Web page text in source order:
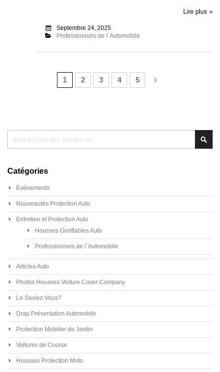
Lire plus »
Septembre 24, 2025
Professionnels de l´Automobile
PageVous lisez actuellement la page
1 Page
2 Page
3 Page
4 Page
5 Page
Suivant
Catégories
Evénements
Nouveautés Protection Auto
Entretien et Protection Auto
Housses Gonflables Auto
Professionnels de l´Automobile
Articles Auto
Photos Housses Voiture Cover Company
Le Saviez-Vous?
Drap Présentation Automobile
Protection Mobilier de Jardin
Voitures de Course
Housses Protection Moto